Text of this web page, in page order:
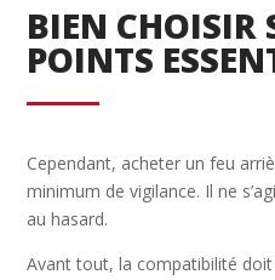
BIEN CHOISIR
POINTS
Cependant, acheter un feu
minimum de vigilance. Il ne
au hasard.
Avant tout, la compatibilité